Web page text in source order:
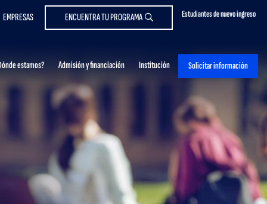
Estudiantes de nuevo ingreso
EMPRESAS ENCUENTRA TU PROGRAMA
estamos? Admisión y financiación Institución Solicitar información